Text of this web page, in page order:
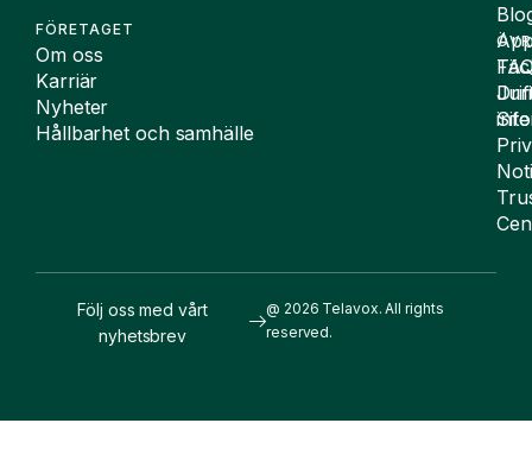
FÖRETAGET
Om oss
Karriär
Nyheter
Hållbarhet och samhälle
@ 2026 Telavox. All rights
reserved.
Följ oss med vårt
nyhetsbrev